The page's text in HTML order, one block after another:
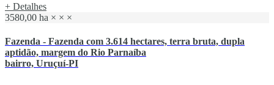
+ Detalhes
3580,00 ha × × ×
Fazenda - Fazenda com 3.614 hectares, terra bruta, dupla
aptidão, margem do Rio Parnaíba
bairro, Uruçuí-PI